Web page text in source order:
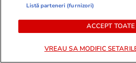
Wowbiz.ro
Cum arată fiul Mădălinei
artiste a publicat o
Listă parteneri (furnizori)
ACCEPT TOATE
VREAU SA MODIFIC